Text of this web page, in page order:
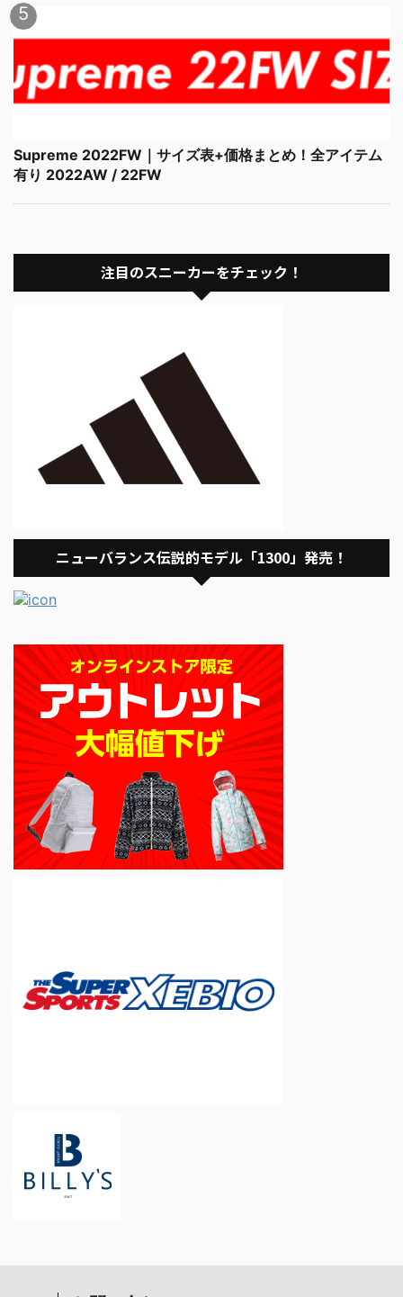
Supreme 2022FW｜サイズ表+価格まとめ！全アイテム
有り 2022AW / 22FW
注目のスニーカーをチェック！
ニューバランス伝説的モデル「1300」発売！